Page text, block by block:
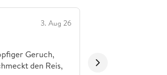
3. Aug 26
Geruch,
den Reis,
mittelporiger